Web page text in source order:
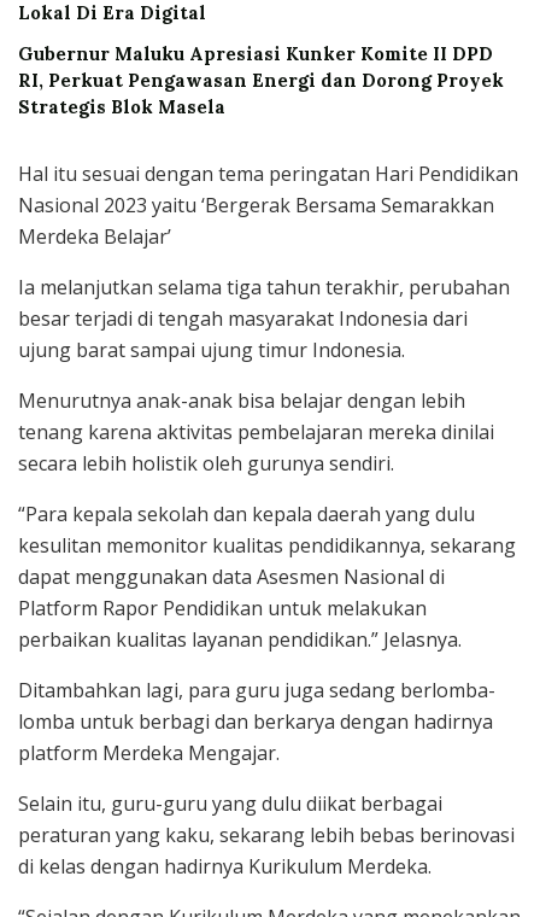
Lokal Di Era Digital
Gubernur Maluku Apresiasi Kunker Komite II DPD
RI, Perkuat Pengawasan Energi dan Dorong Proyek
Strategis Blok Masela
Hal itu sesuai dengan tema peringatan Hari Pendidikan
Nasional 2023 yaitu ‘Bergerak Bersama Semarakkan
Merdeka Belajar’
Ia melanjutkan selama tiga tahun terakhir, perubahan
besar terjadi di tengah masyarakat Indonesia dari
ujung barat sampai ujung timur Indonesia.
Menurutnya anak-anak bisa belajar dengan lebih
tenang karena aktivitas pembelajaran mereka dinilai
secara lebih holistik oleh gurunya sendiri.
“Para kepala sekolah dan kepala daerah yang dulu
kesulitan memonitor kualitas pendidikannya, sekarang
dapat menggunakan data Asesmen Nasional di
Platform Rapor Pendidikan untuk melakukan
perbaikan kualitas layanan pendidikan.” Jelasnya.
Ditambahkan lagi, para guru juga sedang berlomba-
lomba untuk berbagi dan berkarya dengan hadirnya
platform Merdeka Mengajar.
Selain itu, guru-guru yang dulu diikat berbagai
peraturan yang kaku, sekarang lebih bebas berinovasi
di kelas dengan hadirnya Kurikulum Merdeka.